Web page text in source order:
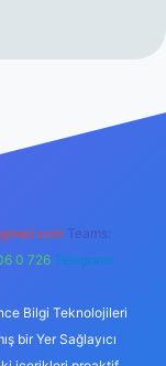
Teams:
0 726 Telegram:
Bilgi Teknolojileri
bir Yer Sağlayıcı